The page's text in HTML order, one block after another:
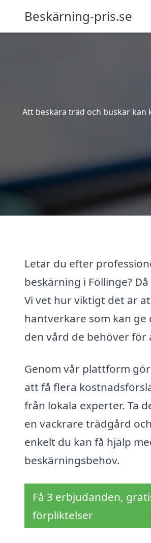
Beskärning-pris.se
Att beskära träd och buskar
Letar du efter
beskärning i Föllinge?
Vi vet hur viktigt det är
hantverkare som kan
den vård de behöver för
Genom vår plattform
att få flera
från lokala experter. Ta
en vackrare trädgård
enkelt du kan få hjälp
beskärningsbehov.
Få 3 erbjudanden,
förpliktelser